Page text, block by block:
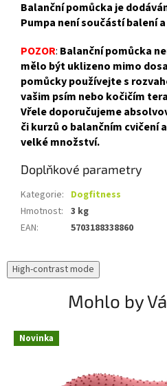
Balanční pomůcka je
Pumpa není součástí balení
POZOR: Balanční pomůcka
mělo být uklizeno mimo
pomůcky používejte s
vašim psím nebo kočičím
Vřele doporučujeme
či kurzů o balančním cvičení
velké množství.
Doplňkové parametry
Kategorie: Dogfitness
Hmotnost: 3 kg
EAN: 5703188338860
High-contrast mode
Mohlo by
Novinka